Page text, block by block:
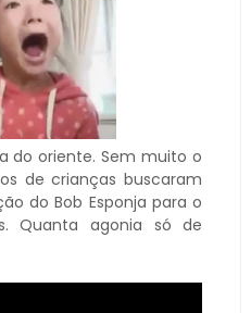
do oriente. Sem muito o
de crianças buscaram
do Bob Esponja para o
Quanta agonia só de